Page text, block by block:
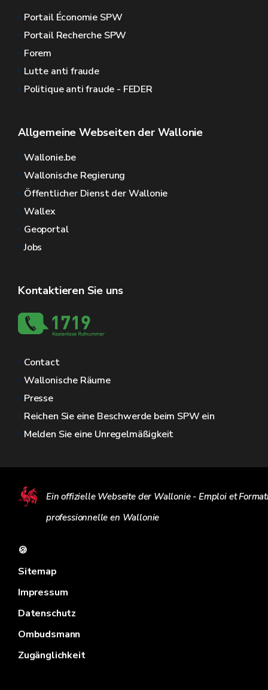
Portail Économie SPW
Portail Recherche SPW
Forem
Lutte anti fraude
Politique anti fraude - FEDER
Allgemeine Webseiten der Wallonie
Wallonie.be
Wallonische Regierung
Öffentlicher Dienst der Wallonie
Wallex
Geoportal
Jobs
Kontaktieren Sie uns
Contact
Wallonische Räume
Presse
Reichen Sie eine Beschwerde beim SPW ein
Melden Sie eine Unregelmäßigkeit
Ein offizielle Webseite der Wallonie - Emploi et
professionnelle en Wallonie
🍪
Sitemap
Impressum
Datenschutz
Ombudsmann
Zugänglichkeit